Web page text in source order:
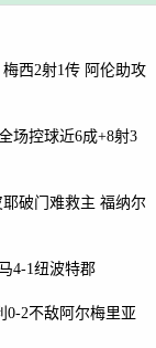
西2射1传 阿伦助攻
场控球近6成+8射3
破门难救主 福纳尔
4-1纽波特郡
0-2不敌阿尔梅里亚